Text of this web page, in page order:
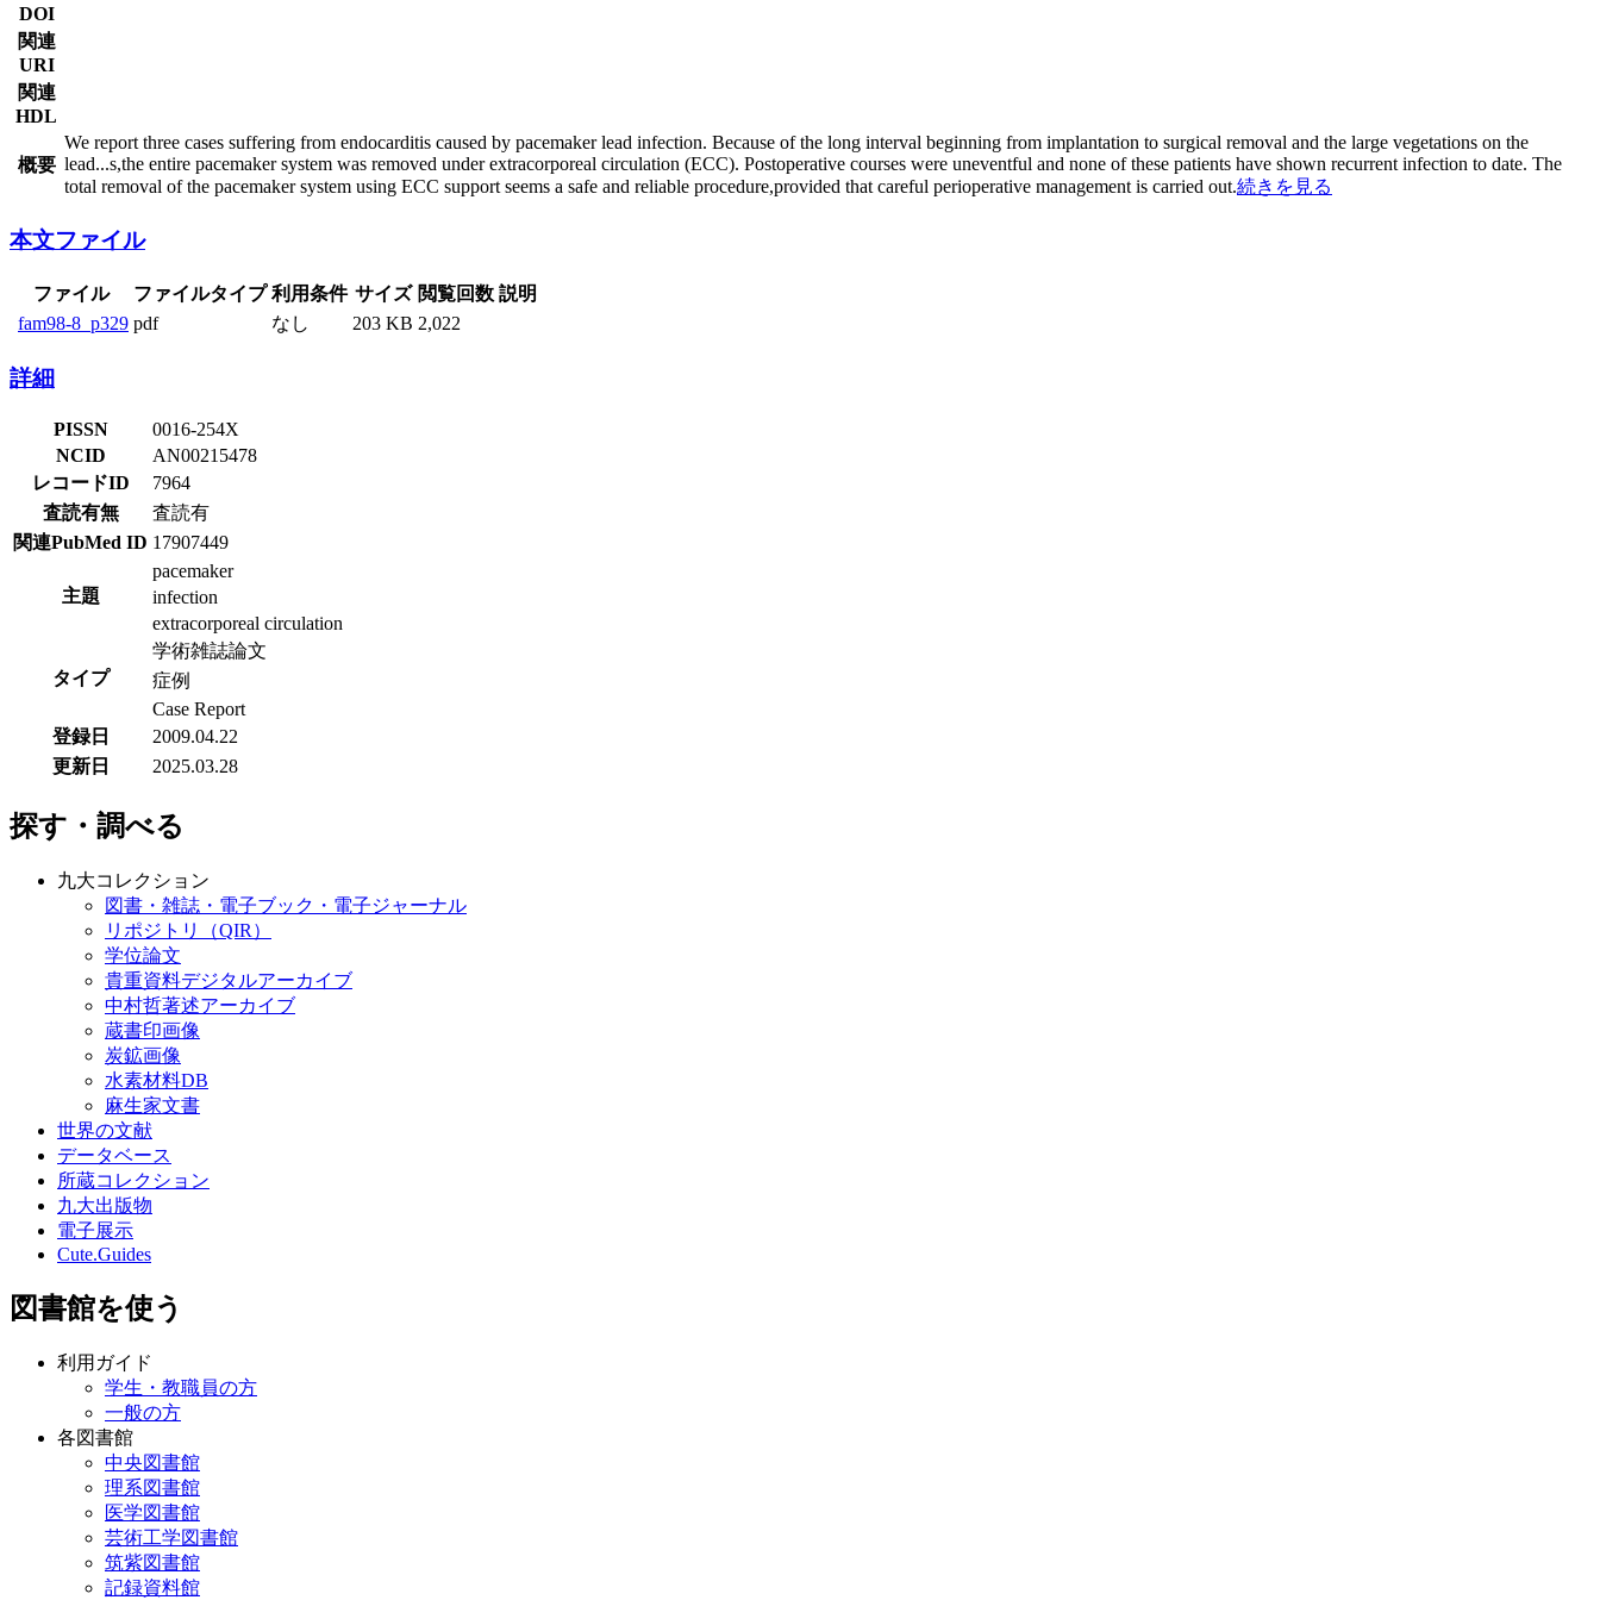
DOI
関連
URI
関連
HDL
概要
We report three cases suffering from endocarditis caused by pacemaker lead infection. Because of the long interval beginning from implantation to surgical removal and the large vegetations on the
lead...s,the entire pacemaker system was removed under extracorporeal circulation (ECC). Postoperative courses were uneventful and none of these patients have shown recurrent infection to date. The
total removal of the pacemaker system using ECC support seems a safe and reliable procedure,provided that careful perioperative management is carried out.続きを見る
本文ファイル
ファイル ファイルタイプ 利用条件 サイズ 閲覧回数 説明
fam98-8_p329 pdf なし 203 KB 2,022
詳細
PISSN
0016-254X
NCID
AN00215478
レコードID
7964
査読有無
査読有
関連PubMed ID 17907449
主題
pacemaker
infection
extracorporeal circulation
タイプ
学術雑誌論文
症例
Case Report
登録日
2009.04.22
更新日
2025.03.28
探す・調べる
九大コレクション
図書・雑誌・電子ブック・電子ジャーナル
リポジトリ（QIR）
学位論文
貴重資料デジタルアーカイブ
中村哲著述アーカイブ
蔵書印画像
炭鉱画像
水素材料DB
麻生家文書
世界の文献
データベース
所蔵コレクション
九大出版物
電子展示
Cute.Guides
図書館を使う
利用ガイド
学生・教職員の方
一般の方
各図書館
中央図書館
理系図書館
医学図書館
芸術工学図書館
筑紫図書館
記録資料館